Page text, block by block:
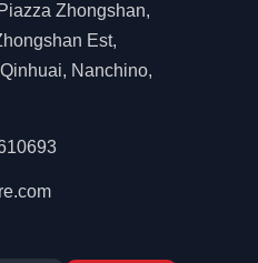
Zhongshan,
Est,
Nanchino,